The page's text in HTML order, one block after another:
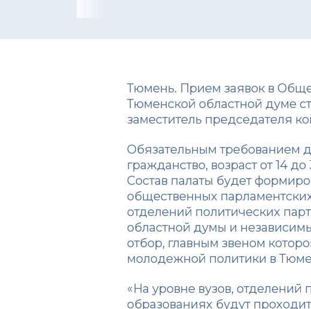
Тюмень. Прием заявок в
Тюменской областной думе
заместитель председателя
Обязательным требованием
гражданство, возраст от 14
Состав палаты будет
общественных
отделений политических
областной думы и
отбор, главным звеном
молодежной политики в
«На уровне вузов,
образованиях будут